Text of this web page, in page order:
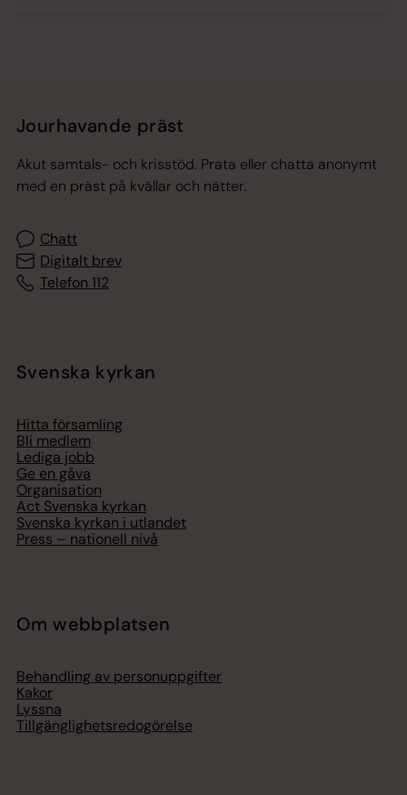
Jourhavande präst
Akut samtals- och krisstöd. Prata eller chatta anonymt
med en präst på kvällar och nätter.
Chatt
Digitalt brev
Telefon 112
Svenska kyrkan
Hitta församling
Bli medlem
Lediga jobb
Ge en gåva
Organisation
Act Svenska kyrkan
Svenska kyrkan i utlandet
Press – nationell nivå
Om webbplatsen
Behandling av personuppgifter
Kakor
Lyssna
Tillgänglighetsredogörelse